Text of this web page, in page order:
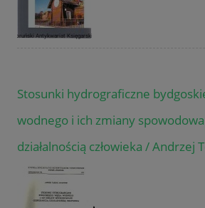
Stosunki hydrograficzne
wodnego i ich zmiany
działalnością człowieka / Andrzej